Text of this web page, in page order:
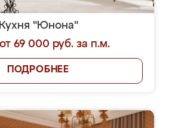
Кухня "Юнона"
69 000 руб. за п.м.
ПОДРОБНЕЕ